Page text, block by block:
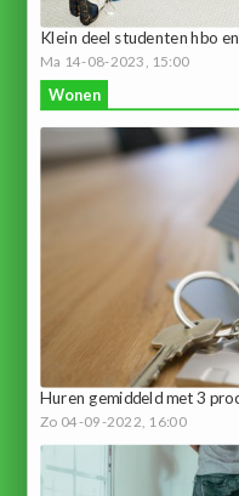
Klein deel studenten hbo
Ma 14-08-2023, 15:00
Wonen
Huren gemiddeld met 3
Zo 04-09-2022, 16:00